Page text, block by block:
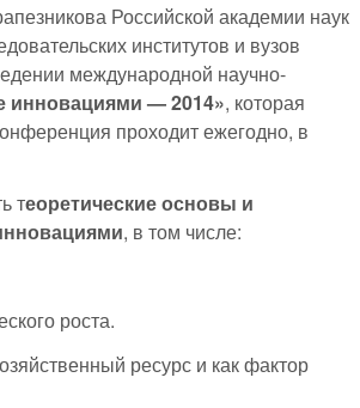
Российской академии наук
институтов и вузов
международной научно-
инновациями — 2014», которая
проходит ежегодно, в
теоретические основы и
, в том числе:
роста.
ресурс и как фактор